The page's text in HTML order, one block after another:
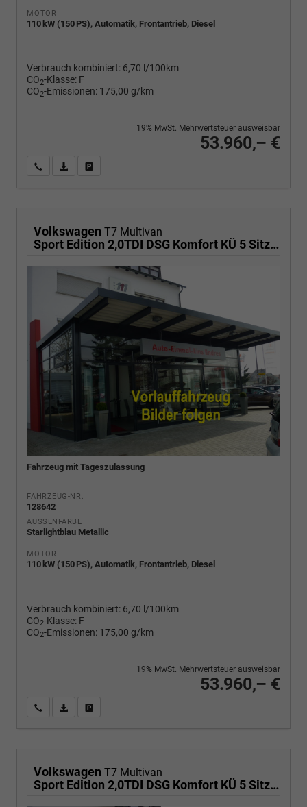
MOTOR
110 kW (150 PS), Automatik, Frontantrieb, Diesel
Verbrauch kombiniert: 6,70 l/100km
CO2-Klasse: F
CO2-Emissionen: 175,00 g/km
53.960,– €
19% MwSt. Mehrwertsteuer ausweisbar
Wir rufen Sie anPDF-Fahrzeugexposé drucken
Volkswagen T7 Multivan
Sport Edition 2,0TDI DSG Komfort KÜ 5 Sitzer
Fahrzeug mit Tageszulassung
FAHRZEUG-NR.
128642
AUSSENFARBE
Starlightblau Metallic
MOTOR
110 kW (150 PS), Automatik, Frontantrieb, Diesel
Verbrauch kombiniert: 6,70 l/100km
CO2-Klasse: F
CO2-Emissionen: 175,00 g/km
53.960,– €
19% MwSt. Mehrwertsteuer ausweisbar
Wir rufen Sie anPDF-Fahrzeugexposé drucken
Volkswagen T7 Multivan
Sport Edition 2,0TDI DSG Komfort KÜ 5 Sitzer